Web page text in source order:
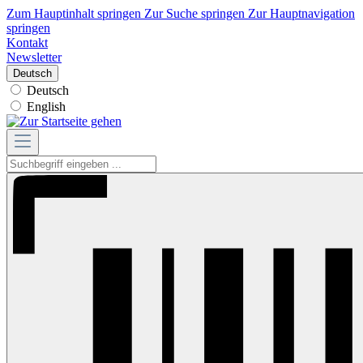
Zum Hauptinhalt springen Zur Suche springen Zur Hauptnavigation
springen
Kontakt
Newsletter
Deutsch
Deutsch
English